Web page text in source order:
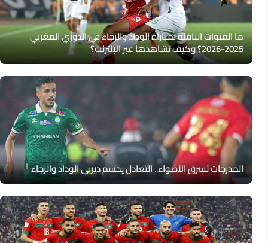
ما القنوات الناقلة لمباراة الوداد والرجاء في الدوري المغربي
2025-2026؟ وكيف تشاهدها عبر الإنترنت؟
المدرجات تسرق الأضواء.. التعادل يحسم ديربي الوداد والرجاء